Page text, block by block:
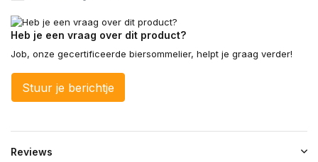
Heb je een vraag over dit product?
Job, onze gecertificeerde biersommelier, helpt je graag verder!
Stuur je berichtje
Reviews